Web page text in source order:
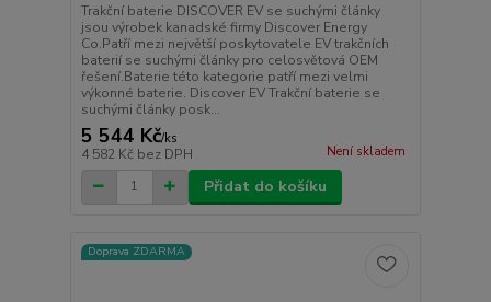
Trakční baterie DISCOVER EV se suchými články
jsou výrobek kanadské firmy Discover Energy
Co.Patří mezi největší poskytovatele EV trakčních
baterií se suchými články pro celosvětová OEM
řešení.Baterie této kategorie patří mezi velmi
výkonné baterie. Discover EV Trakční baterie se
suchými články posk...
5 544 Kč/ks
4 582 Kč bez DPH Není skladem
Přidat do košíku
Doprava ZDARMA